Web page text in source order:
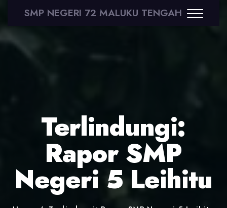
SMP NEGERI 72 MALUKU TENGAH
Terlindungi:
Rapor SMP
Negeri 5 Leihitu